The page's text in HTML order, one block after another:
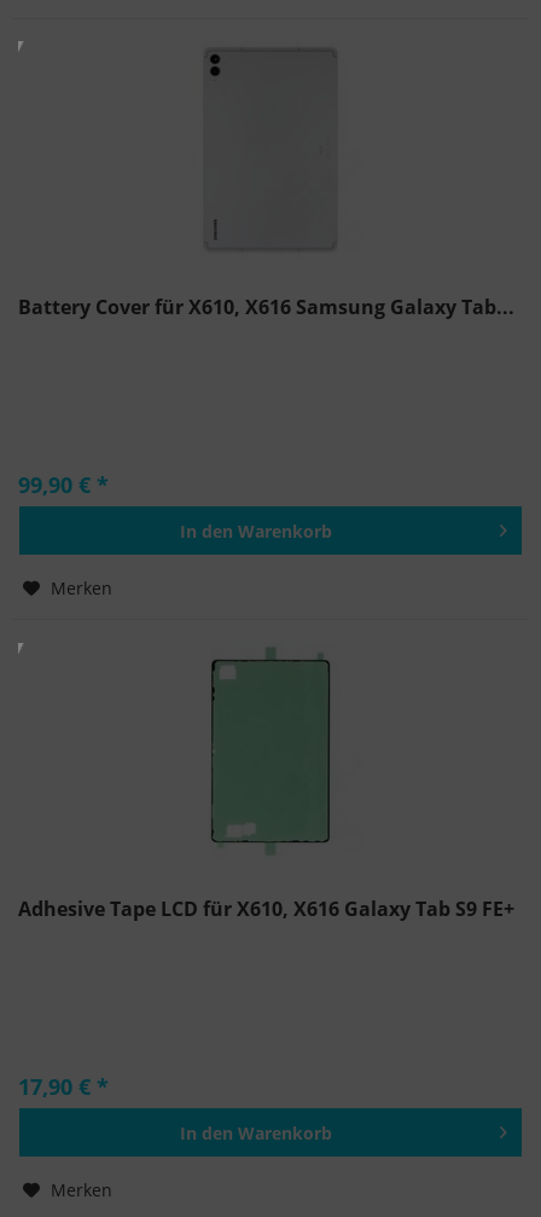
Battery Cover für X610, X616 Samsung Galaxy Tab...
99,90 € *
In den Warenkorb
Merken
Adhesive Tape LCD für X610, X616 Galaxy Tab S9 FE+
17,90 € *
In den Warenkorb
Merken